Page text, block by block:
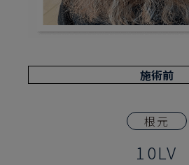
施術前
根元
10LV